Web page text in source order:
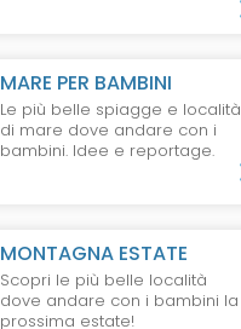
MARE PER BAMBINI
Le più belle spiagge e località
di mare dove andare con i
bambini. Idee e reportage.
MONTAGNA ESTATE
Scopri le più belle località
dove andare con i bambini la
prossima estate!